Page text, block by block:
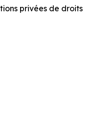
privées de droits